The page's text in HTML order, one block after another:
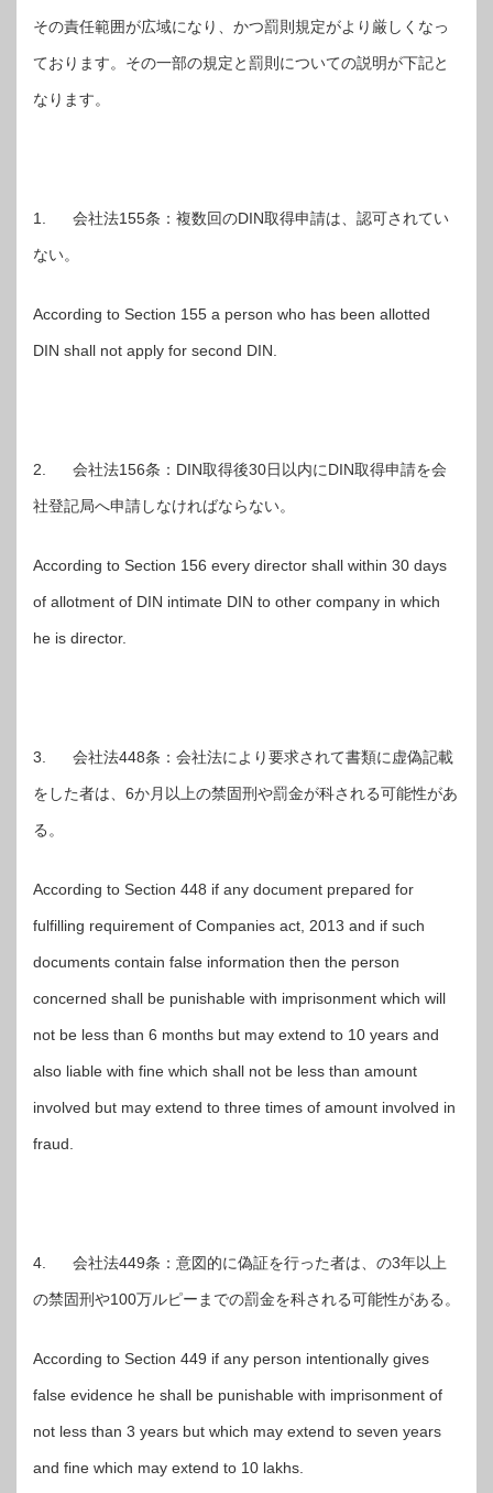
その責任範囲が広域になり、かつ罰則規定がより厳しくなっ
ております。その一部の規定と罰則についての説明が下記と
なります。
1. 会社法155条：複数回のDIN取得申請は、認可されてい
ない。
According to Section 155 a person who has been allotted
DIN shall not apply for second DIN.
2. 会社法156条：DIN取得後30日以内にDIN取得申請を会
社登記局へ申請しなければならない。
According to Section 156 every director shall within 30 days
of allotment of DIN intimate DIN to other company in which
he is director.
3. 会社法448条：会社法により要求されて書類に虚偽記載
をした者は、6か月以上の禁固刑や罰金が科される可能性があ
る。
According to Section 448 if any document prepared for
fulfilling requirement of Companies act, 2013 and if such
documents contain false information then the person
concerned shall be punishable with imprisonment which will
not be less than 6 months but may extend to 10 years and
also liable with fine which shall not be less than amount
involved but may extend to three times of amount involved in
fraud.
4. 会社法449条：意図的に偽証を行った者は、の3年以上
の禁固刑や100万ルピーまでの罰金を科される可能性がある。
According to Section 449 if any person intentionally gives
false evidence he shall be punishable with imprisonment of
not less than 3 years but which may extend to seven years
and fine which may extend to 10 lakhs.